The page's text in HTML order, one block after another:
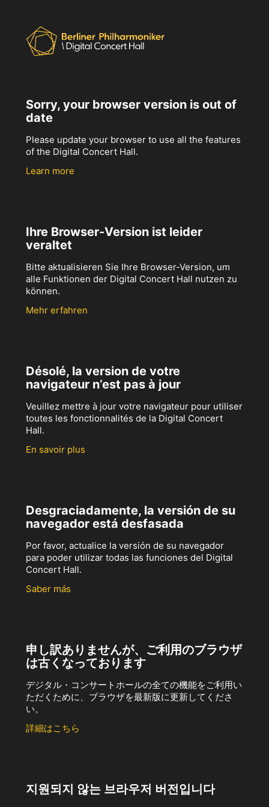
Sorry, your browser version is out of
date
Please update your browser to use all the features
of the Digital Concert Hall.
Learn more
Ihre Browser-Version ist leider
veraltet
Bitte aktualisieren Sie Ihre Browser-Version, um
alle Funktionen der Digital Concert Hall nutzen zu
können.
Mehr erfahren
Désolé, la version de votre
navigateur n’est pas à jour
Veuillez mettre à jour votre navigateur pour utiliser
toutes les fonctionnalités de la Digital Concert
Hall.
En savoir plus
Desgraciadamente, la versión de su
navegador está desfasada
Por favor, actualice la versión de su navegador
para poder utilizar todas las funciones del Digital
Concert Hall.
Saber más
申し訳ありませんが、ご利用のブラウザ
は古くなっております
デジタル・コンサートホールの全ての機能をご利用い
ただくために、ブラウザを最新版に更新してくださ
い。
詳細はこちら
지원되지 않는 브라우저 버전입니다